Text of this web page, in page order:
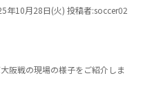
年10月28日(火) 投稿者:soccer02
阪戦の現場の様子をご紹介しま